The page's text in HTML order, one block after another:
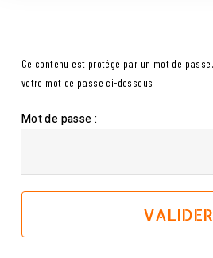
Ce contenu est protégé par un mot de
votre mot de passe ci-dessous :
Mot de passe :